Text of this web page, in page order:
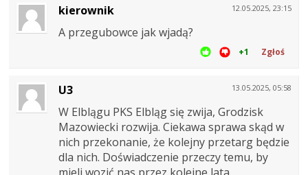
12.05.2025, 23:15
kierownik
A przegubowce jak wjadą?
+1 Zgłoś
13.05.2025, 05:58
U3
W Elblągu PKS Elbląg się zwija, Grodzisk
Mazowiecki rozwija. Ciekawa sprawa skąd w
nich przekonanie, że kolejny przetarg będzie
dla nich. Doświadczenie przeczy temu, by